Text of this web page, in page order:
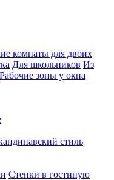
комнаты для двоих
Для школьников Из
Рабочие зоны у окна
стиль
Стенки в гостиную